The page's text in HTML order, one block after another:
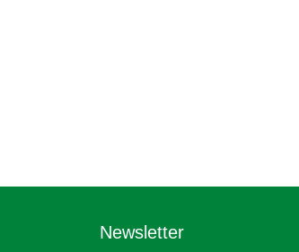
Newsletter